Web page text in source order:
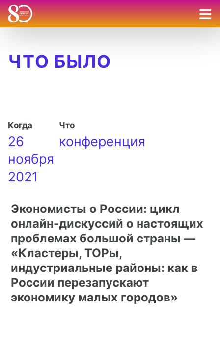
≡
ЧТО БЫЛО
Когда
26
ноября
2021
Что
конференция
Экономисты о России: цикл
онлайн-дискуссий о настоящих
проблемах большой страны —
«Кластеры, ТОРы,
индустриальные районы: как в
России перезапускают
экономику малых городов»